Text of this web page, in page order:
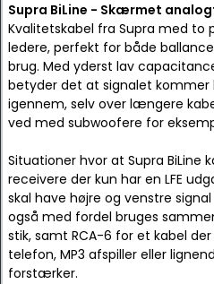
Supra BiLine - Skærmet
Kvalitetskabel fra Supra med
ledere, perfekt for både
brug. Med yderst lav
betyder det at signalet
igennem, selv over længere
ved med subwoofere for
Situationer hvor at Supra BiLine
receivere der kun har en LFE
skal have højre og venstre
også med fordel bruges
stik, samt RCA-6 for et kabel
telefon, MP3 afspiller eller
forstærker.